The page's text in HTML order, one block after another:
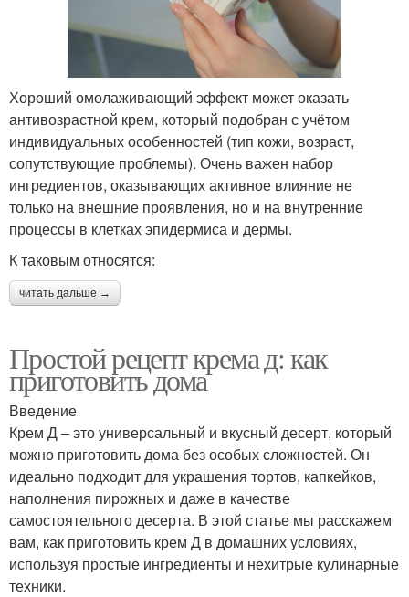
Хороший омолаживающий эффект может оказать
антивозрастной крем, который подобран с учётом
индивидуальных особенностей (тип кожи, возраст,
сопутствующие проблемы). Очень важен набор
ингредиентов, оказывающих активное влияние не
только на внешние проявления, но и на внутренние
процессы в клетках эпидермиса и дермы.
К таковым относятся:
читать дальше →
Простой рецепт крема д: как
приготовить дома
Введение
Крем Д – это универсальный и вкусный десерт, который
можно приготовить дома без особых сложностей. Он
идеально подходит для украшения тортов, капкейков,
наполнения пирожных и даже в качестве
самостоятельного десерта. В этой статье мы расскажем
вам, как приготовить крем Д в домашних условиях,
используя простые ингредиенты и нехитрые кулинарные
техники.